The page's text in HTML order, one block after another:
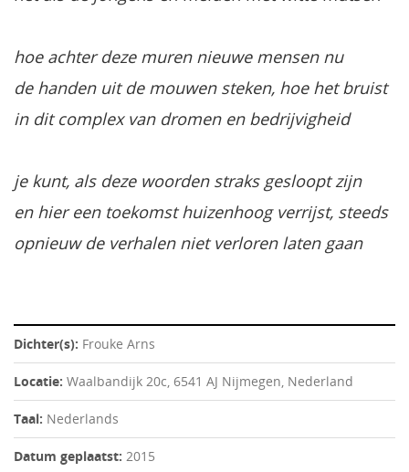
hoe achter deze muren nieuwe mensen nu
de handen uit de mouwen steken, hoe het bruist
in dit complex van dromen en bedrijvigheid
je kunt, als deze woorden straks gesloopt zijn
en hier een toekomst huizenhoog verrijst, steeds
opnieuw de verhalen niet verloren laten gaan
Dichter(s): Frouke Arns
Locatie: Waalbandijk 20c, 6541 AJ Nijmegen, Nederland
Taal: Nederlands
Datum geplaatst: 2015